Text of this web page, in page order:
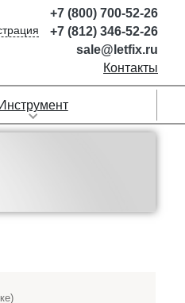
+7 (800) 700-52-26
+7 (812) 346-52-26
sale@letfix.ru
Контакты
Инструмент